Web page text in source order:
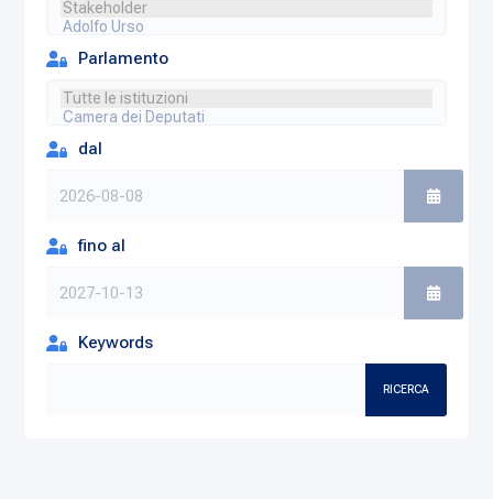
Parlamento
dal
fino al
Keywords
RICERCA